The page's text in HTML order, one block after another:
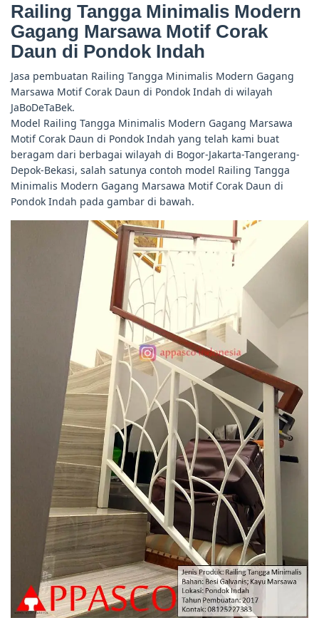
Railing Tangga Minimalis Modern
Gagang Marsawa Motif Corak
Daun di Pondok Indah
Jasa pembuatan Railing Tangga Minimalis Modern Gagang
Marsawa Motif Corak Daun di Pondok Indah di wilayah
JaBoDeTaBek.
Model Railing Tangga Minimalis Modern Gagang Marsawa
Motif Corak Daun di Pondok Indah yang telah kami buat
beragam dari berbagai wilayah di Bogor-Jakarta-Tangerang-
Depok-Bekasi, salah satunya contoh model Railing Tangga
Minimalis Modern Gagang Marsawa Motif Corak Daun di
Pondok Indah pada gambar di bawah.